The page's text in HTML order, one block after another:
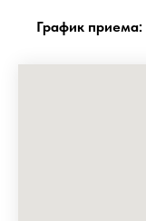
График приема: